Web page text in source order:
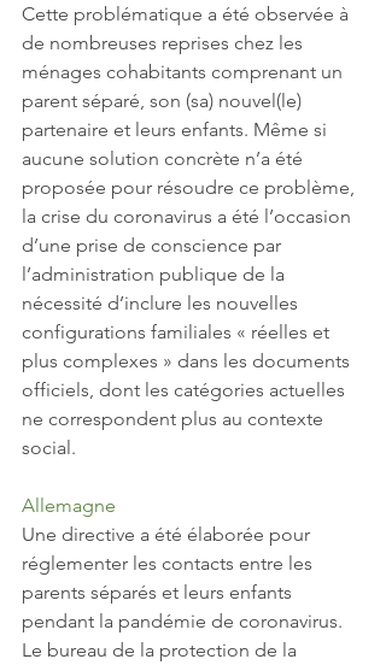
Cette problématique a été observée à
de nombreuses reprises chez les
ménages cohabitants comprenant un
parent séparé, son (sa) nouvel(le)
partenaire et leurs enfants. Même si
aucune solution concrète n’a été
proposée pour résoudre ce problème,
la crise du coronavirus a été l’occasion
d’une prise de conscience par
l’administration publique de la
nécessité d’inclure les nouvelles
configurations familiales « réelles et
plus complexes » dans les documents
officiels, dont les catégories actuelles
ne correspondent plus au contexte
social.
Allemagne
Une directive a été élaborée pour
réglementer les contacts entre les
parents séparés et leurs enfants
pendant la pandémie de coronavirus.
Le bureau de la protection de la